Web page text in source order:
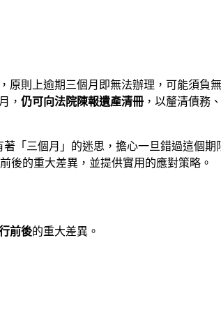
，原則上逾期三個月即無法辦理，可能須負
， 仍可向法院陳報遺產清冊 ，以釐清債務
「三個月」的迷思，擔心一旦錯過這個期
後的重大差異，並提供實用的應對策略。
前後的重大差異。